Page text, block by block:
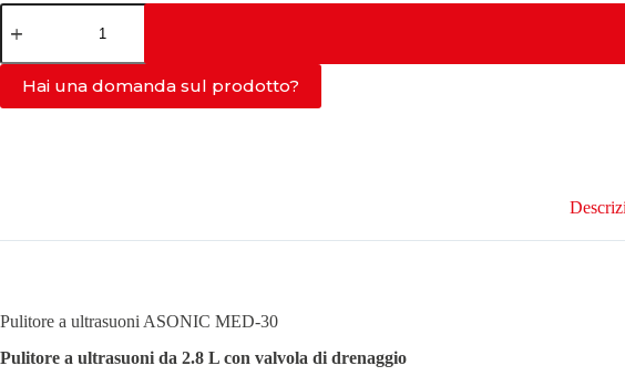
MED-
30-
quantità
Hai una domanda sul prodotto?
Pulitore a ultrasuoni ASONIC MED-30
Pulitore a ultrasuoni da 2.8 L con valvola di drenaggio